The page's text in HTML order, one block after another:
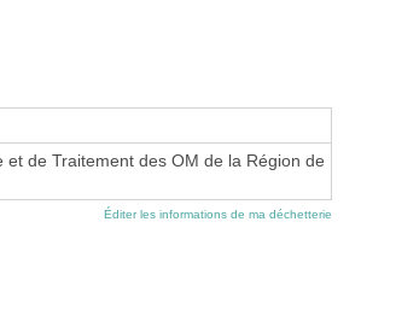
et de Traitement des OM de la Région de
Éditer les informations de ma déchetterie